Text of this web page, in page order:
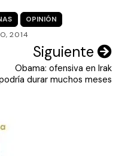
OPINIÓN
2014
Siguiente
Obama: ofensiva en Irak
durar muchos meses